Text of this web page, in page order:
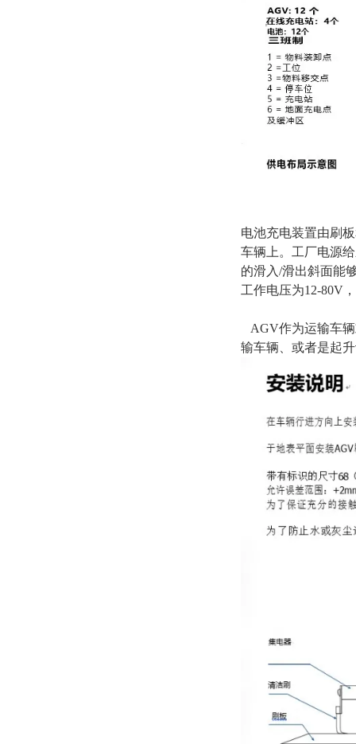
电池充电装置由刷
车辆上。工厂电源
的滑入/滑出斜面能
工作电压为12-80V
AGV作为运输车
输车辆、或者是起